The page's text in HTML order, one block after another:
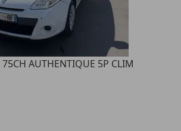
AUTHENTIQUE 5P CLIM